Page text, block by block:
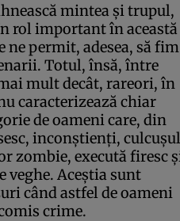
mintea şi trupul,
rol important în această
ne permit, adesea, să fim
Totul, însă, între
mult decât, rareori, în
caracterizează chiar
de oameni care, din
inconştienţi, culcuşul
zombie, execută firesc
Aceştia sunt
când astfel de oameni
crime.